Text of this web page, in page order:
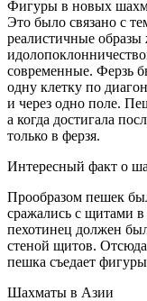
Фигуры в новых
Это было связано с
реалистичные образы
современные. Ферзь
одну клетку по
и через одно поле.
а когда достигала
только в ферзя.
Интересный факт о
Прообразом пешек
сражались с щитами в
пехотинец должен
стеной щитов.
пешка съедает
Шахматы в Азии